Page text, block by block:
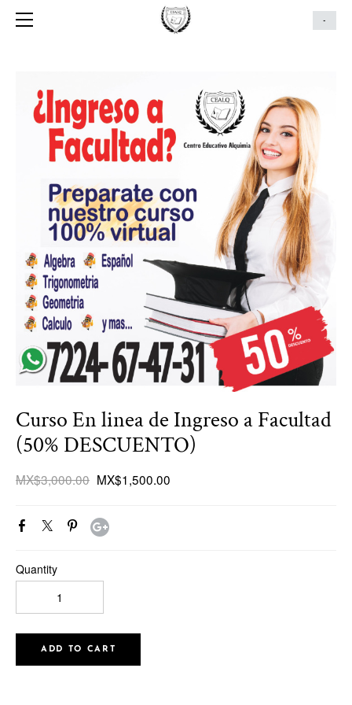
-
Curso En linea de Ingreso a Facultad
(50% DESCUENTO)
MX$3,000.00 MX$1,500.00
Quantity
ADD TO CART
PRINCIPAL
CURSO VIRTUAL
TIENDA